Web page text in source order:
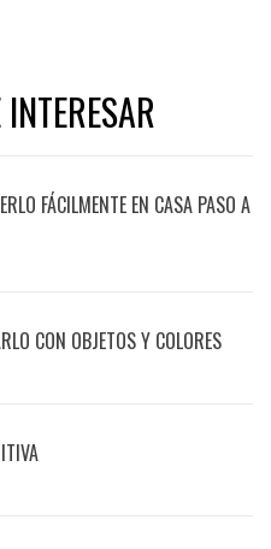
FÁCILMENTE EN CASA PASO A
CON OBJETOS Y COLORES